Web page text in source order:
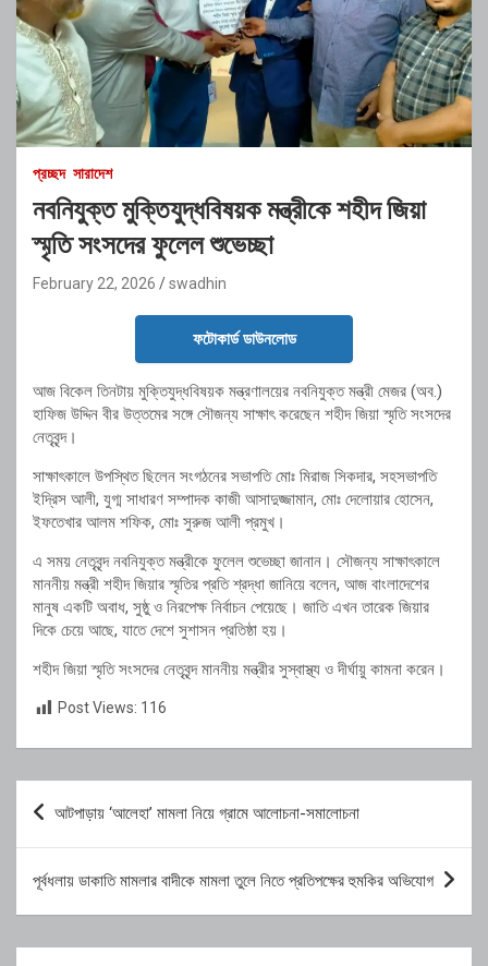
প্রচ্ছদ সারাদেশ
নবনিযুক্ত মুক্তিযুদ্ধবিষয়ক মন্ত্রীকে শহীদ জিয়া
স্মৃতি সংসদের ফুলেল শুভেচ্ছা
February 22, 2026 swadhin
ফটোকার্ড ডাউনলোড
আজ বিকেল তিনটায় মুক্তিযুদ্ধবিষয়ক মন্ত্রণালয়ের নবনিযুক্ত মন্ত্রী মেজর (অব.)
হাফিজ উদ্দিন বীর উত্তমের সঙ্গে সৌজন্য সাক্ষাৎ করেছেন শহীদ জিয়া স্মৃতি সংসদের
নেতৃবৃন্দ।
সাক্ষাৎকালে উপস্থিত ছিলেন সংগঠনের সভাপতি মোঃ মিরাজ সিকদার, সহসভাপতি
ইদ্রিস আলী, যুগ্ম সাধারণ সম্পাদক কাজী আসাদুজ্জামান, মোঃ দেলোয়ার হোসেন,
ইফতেখার আলম শফিক, মোঃ সুরুজ আলী প্রমুখ।
এ সময় নেতৃবৃন্দ নবনিযুক্ত মন্ত্রীকে ফুলেল শুভেচ্ছা জানান। সৌজন্য সাক্ষাৎকালে
মাননীয় মন্ত্রী শহীদ জিয়ার স্মৃতির প্রতি শ্রদ্ধা জানিয়ে বলেন, আজ বাংলাদেশের
মানুষ একটি অবাধ, সুষ্ঠু ও নিরপেক্ষ নির্বাচন পেয়েছে। জাতি এখন তারেক জিয়ার
দিকে চেয়ে আছে, যাতে দেশে সুশাসন প্রতিষ্ঠা হয়।
শহীদ জিয়া স্মৃতি সংসদের নেতৃবৃন্দ মাননীয় মন্ত্রীর সুস্বাস্থ্য ও দীর্ঘায়ু কামনা করেন।
Post Views: 116
Post
navigation
আটপাড়ায় ‘আলেহা’ মামলা নিয়ে গ্রামে আলোচনা-সমালোচনা
পূর্বধলায় ডাকাতি মামলার বাদীকে মামলা তুলে নিতে প্রতিপক্ষের হুমকির অভিযোগ